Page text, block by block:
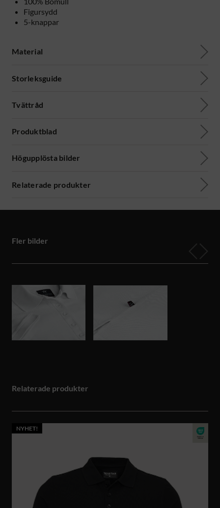
Figursydd
5-knappar
Material
Storleksguide
Tvättråd
Produktblad
Högupplösta bilder
Relaterade produkter
Fler bilder
Relaterade produkter
NYHET!